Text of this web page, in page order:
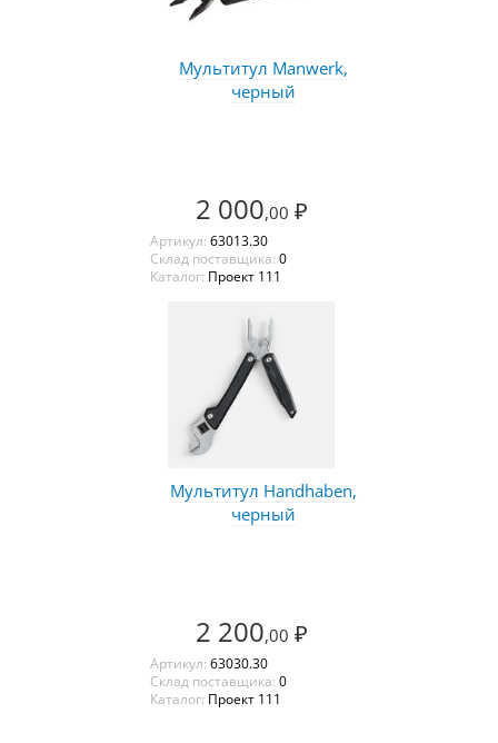
Мультитул Manwerk,
черный
2 000,00 ₽
Артикул: 63013.30
Склад поставщика: 0
Каталог: Проект 111
Мультитул Handhaben,
черный
2 200,00 ₽
Артикул: 63030.30
Склад поставщика: 0
Каталог: Проект 111